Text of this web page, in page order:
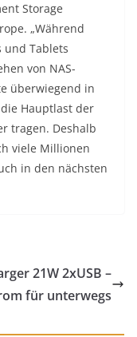
Storage
„Während
und Tablets
von NAS-
überwiegend in
Hauptlast der
tragen. Deshalb
viele Millionen
in den nächsten
21W 2xUSB –
für unterwegs